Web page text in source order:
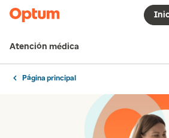
Atención médica
Página principal